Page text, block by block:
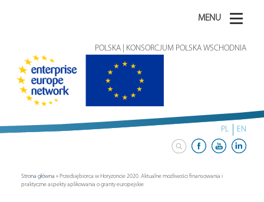
MENU
POLSKA | KONSORCJUM POLSKA WSCHODNIA
PL EN
Strona główna » Przedsiębiorca w Horyzoncie 2020. Aktualne możliwości finansowania i
praktyczne aspekty aplikowania o granty europejskie